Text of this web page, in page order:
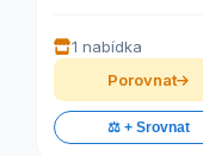
1 nabídka
Porovnat
⚖️ + Srovnat